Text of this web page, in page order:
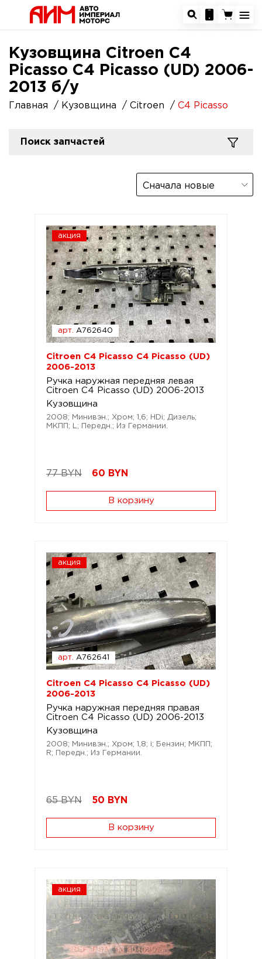
Кузовщина Citroen C4
Picasso C4 Picasso (UD) 2006-
2013 б/у
Главная Кузовщина Citroen C4 Picasso
Поиск запчастей
Сначала новые
акция
арт. A762640
Citroen C4 Picasso C4 Picasso (UD)
2006-2013
Ручка наружная передняя левая
Citroen C4 Picasso (UD) 2006-2013
Кузовщина
2008; Минивэн.; Хром; 1,6; HDi; Дизель;
МКПП; L; Передн.; Из Германии.
77 BYN 60 BYN
В корзину
акция
арт. A762641
Citroen C4 Picasso C4 Picasso (UD)
2006-2013
Ручка наружная передняя правая
Citroen C4 Picasso (UD) 2006-2013
Кузовщина
2008; Минивэн.; Хром; 1,8; i; Бензин; МКПП;
R; Передн.; Из Германии.
65 BYN 50 BYN
В корзину
акция